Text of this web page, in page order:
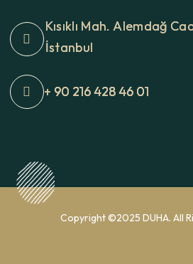
Kısıklı Mah. Alemdağ
İstanbul
+ 90 216 428 46 01
Copyright ©2025 DUHA. All